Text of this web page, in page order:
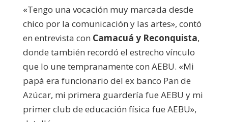
«Tengo una vocación muy marcada desde
chico por la comunicación y las artes», contó
en entrevista con Camacuá y Reconquista,
donde también recordó el estrecho vínculo
que lo une tempranamente con AEBU. «Mi
papá era funcionario del ex banco Pan de
Azúcar, mi primera guardería fue AEBU y mi
primer club de educación física fue AEBU»,